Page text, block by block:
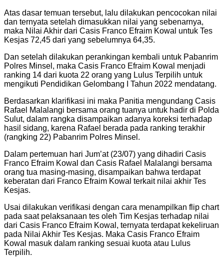
Atas dasar temuan tersebut, lalu dilakukan pencocokan nilai
dan ternyata setelah dimasukkan nilai yang sebenarnya,
maka Nilai Akhir dari Casis Franco Efraim Kowal untuk Tes
Kesjas 72,45 dari yang sebelumnya 64,35.
Dan setelah dilakukan perankingan kembali untuk Pabanrim
Polres Minsel, maka Casis Franco Efraim Kowal menjadi
ranking 14 dari kuota 22 orang yang Lulus Terpilih untuk
mengikuti Pendidikan Gelombang I Tahun 2022 mendatang.
Berdasarkan klarifikasi ini maka Panitia mengundang Casis
Rafael Malalangi bersama orang tuanya untuk hadir di Polda
Sulut, dalam rangka disampaikan adanya koreksi terhadap
hasil sidang, karena Rafael berada pada ranking terakhir
(rangking 22) Pabanrim Polres Minsel.
Dalam pertemuan hari Jum’at (23/07) yang dihadiri Casis
Franco Efraim Kowal dan Casis Rafael Malalangi bersama
orang tua masing-masing, disampaikan bahwa terdapat
keberatan dari Franco Efraim Kowal terkait nilai akhir Tes
Kesjas.
Usai dilakukan verifikasi dengan cara menampilkan flip chart
pada saat pelaksanaan tes oleh Tim Kesjas terhadap nilai
dari Casis Franco Efraim Kowal, ternyata terdapat kekeliruan
pada Nilai Akhir Tes Kesjas. Maka Casis Franco Efraim
Kowal masuk dalam ranking sesuai kuota atau Lulus
Terpilih.